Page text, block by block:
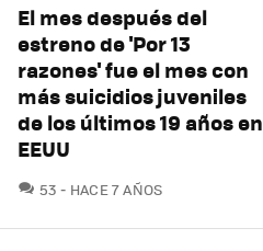
El mes después del
estreno de 'Por 13
razones' fue el mes con
más suicidios juveniles
de los últimos 19 años en
EEUU
53 COMENTARIOS
HACE 7 AÑOS